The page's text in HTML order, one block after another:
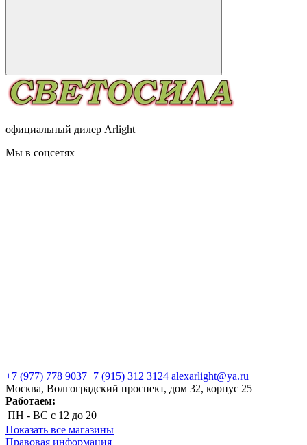
официальный дилер Arlight
Мы в соцсетях
+7 (977) 778 9037+7 (915) 312 3124 alexarlight@ya.ru
Москва, Волгоградский проспект, дом 32, корпус 25
Работаем:
ПН - ВС с 12 до 20
Показать все магазины
Правовая информация